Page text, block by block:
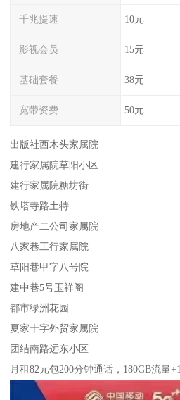
千兆提速 10元
影视会员 15元
基础套餐 38元
宽带资费 50元
出版社西木头家属院
建行家属院草阳小区
建行家属院糖坊街
铁塔寺路土特
房地产二公司家属院
八家巷工行家属院
草阳巷甲字八号院
建中巷5号玉祥阁
都市绿洲花园
夏家十字外贸家属院
团结南路远东小区
月租82元包200分钟通话，180GB流量